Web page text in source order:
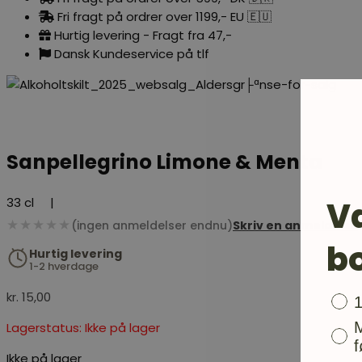
Fri fragt på ordrer over 1199,- EU 🇪🇺
Hurtig levering - Fragt fra 47,-
Dansk Kundeservice på tlf
Sanpellegrino Limone & Menta
33 cl |
★★★★★ (ingen anmeldelser endnu)Skriv en anmeldelse
Hurtig levering
1-2 hverdage
kr. 15,00
Lagerstatus: Ikke på lager
Ikke på lager